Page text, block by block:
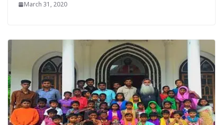
March 31, 2020